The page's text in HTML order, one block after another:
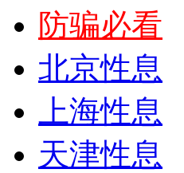
防骗必看
北京性息
上海性息
天津性息